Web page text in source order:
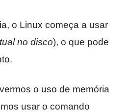
o Linux começa a usar
no disco), o que pode
o uso de memória
usar o comando